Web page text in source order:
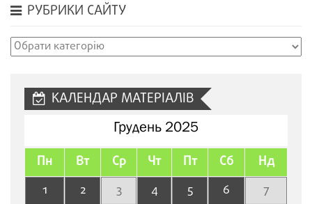
РУБРИКИ САЙТУ
Рубрики
КАЛЕНДАР МАТЕРІАЛІВ
Грудень 2025
Пн Вт Ср Чт Пт Сб Нд
1 2 3 4 5 6
7